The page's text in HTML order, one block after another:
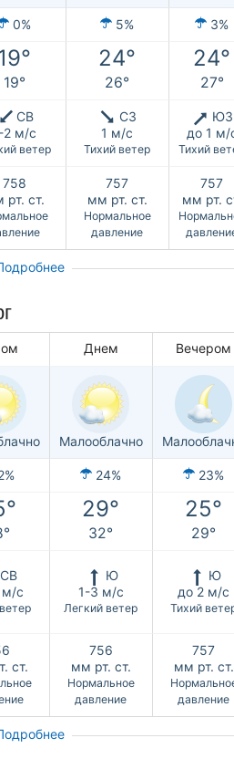
0% 5% 3%
24° 24°
19° 26° 27°
СВ
2 м/с
ветер
СЗ
1 м/с
Тихий ветер
ЮЗ
до 1 м/
Тихий
758
рт. ст.
757
мм рт. ст.
Нормальное
давление
757
мм рт.
Днем Вечером
Малооблачно
24% 23%
29° 25°
32° 29°
СВ
м/с
Ю
1-3 м/с
Легкий ветер
Ю
до 2 м/с
Тихий
ст.
756
мм рт. ст.
Нормальное
давление
757
мм рт. ст.
давление